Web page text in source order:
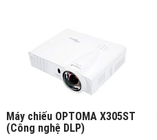
Máy chiếu OPTOMA X305ST
(Công nghệ DLP)